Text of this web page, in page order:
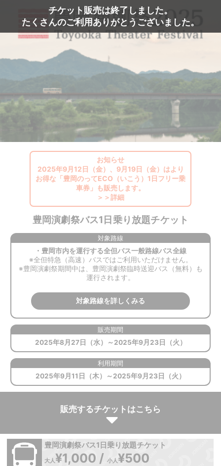
チケット販売は終了しました。
たくさんのご利用ありがとうございました。
お知らせ
2025年9月12日（金）、9月19日（金）はより
お得な「豊岡のってECO（いこう）1日フリー乗
車券」も販売します。
＞＞詳細
豊岡演劇祭バス1日乗り放題チケット
対象路線
・豊岡市内を運行する全但バス一般路線バス全線
※全但特急（高速）バスではご利用いただけません。
※豊岡演劇祭期間中は、豊岡演劇祭臨時送迎バス（無料）も
運行されます。
対象路線を詳しくみる
販売期間
2025年8月27日（水）～2025年9月23日（火）
利用期間
2025年9月11日（木）～2025年9月23日（火）
販売するチケットはこちら
豊岡演劇祭バス1日乗り放題チケット
大人¥1,000 /小人¥500